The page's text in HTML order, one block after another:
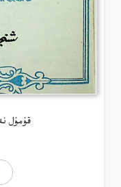
قۇمۇل